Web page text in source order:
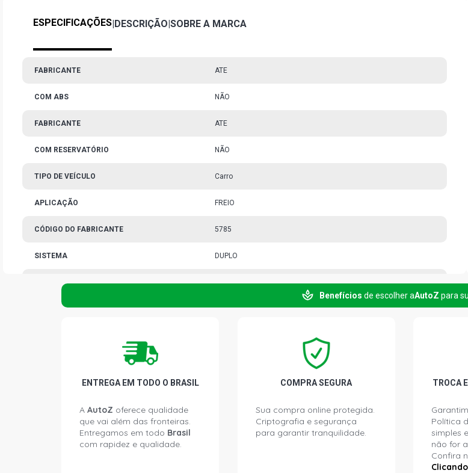
ESPECIFICAÇÕES|DESCRIÇÃO|SOBRE A MARCA
FABRICANTE ATE
COM ABS NÃO
FABRICANTE ATE
COM RESERVATÓRIO NÃO
TIPO DE VEÍCULO Carro
APLICAÇÃO FREIO
CÓDIGO DO FABRICANTE 5785
SISTEMA DUPLO
MATERIAL FERRO FUNDIDO
Benefícios de escolher aAutoZ para
ENTREGA EM TODO O BRASIL
A AutoZ oferece qualidade
que vai além das fronteiras.
Entregamos em todo Brasil
com rapidez e qualidade.
COMPRA SEGURA
Sua compra online protegida.
Criptografia e segurança
para garantir tranquilidade.
TROCA
Política
simples
não for
Confira